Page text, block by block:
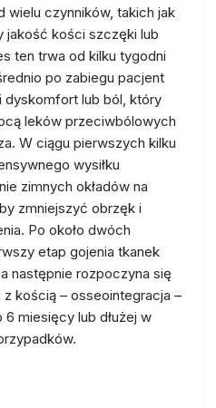
wielu czynników, takich jak
jakość kości szczęki lub
ten trwa od kilku tygodni
po zabiegu pacjent
lub ból, który
leków przeciwbólowych
W ciągu pierwszych kilku
wysiłku
zimnych okładów na
zmniejszyć obrzęk i
Po około dwóch
etap gojenia tkanek
następnie rozpoczyna się
kością – osseointegracja –
miesięcy lub dłużej w